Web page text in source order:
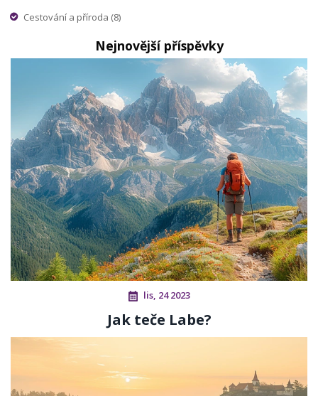
Cestování a příroda (8)
Nejnovější příspěvky
lis, 24 2023
Jak teče Labe?